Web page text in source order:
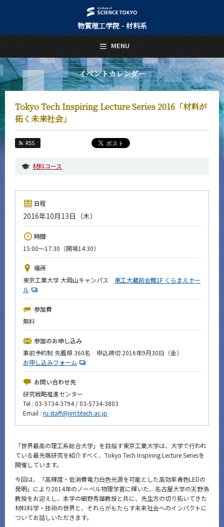
物質理工学院 - 材料系
イベントカレンダー
Tokyo Tech Inspiring Lecture Series 2016「材料が
拓く未来社会」
RSS
材料コース
日程
2016年10月13日（木）
時間
15:00～17:30（開場14:30）
場所
東京工業大学 大岡山キャンパス 東工大蔵前会館1F くらまえホー
ル
参加費
無料
参加のお申し込み
事前予約制 先着順 360名 申込締切 2016年9月30日（金）
お申し込みフォーム
お問い合わせ先
研究戦略推進センター
Tel : 03-5734-3794 / 03-5734-3803
Email : ru.staff@jim.titech.ac.jp
「世界最高の理工系総合大学」を目指す東京工業大学は、大学で行われ
ている最先端研究を紹介すべく、Tokyo Tech Inspiring Lecture Seriesを
開催しています。
今回は、「高輝度・低消費電力白色光源を可能とした高効率青色LEDの
発明」により2014年のノーベル物理学賞に輝いた、名古屋大学の天野浩
教授をお迎えし、本学の細野秀雄教授と共に、先生方の切り拓いてきた
材料科学・技術の世界と、それらがもたらす未来社会へのインパクトに
ついてお話しいただきます。
MENU
日本語 English
トップページ
Top Page
材料系について
About Us
教育
Education
教員・研究室
Faculty and Laboratories
未来
Admissions
材料系 News
News
イベントカレンダー
Event Calendar
今後のイベント
年別アーカイブ